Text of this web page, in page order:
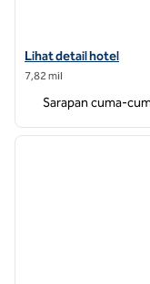
Lihat detail hotel
Lihat detail hotel
7,82 mil
Sarapan cuma-
1 dari 11